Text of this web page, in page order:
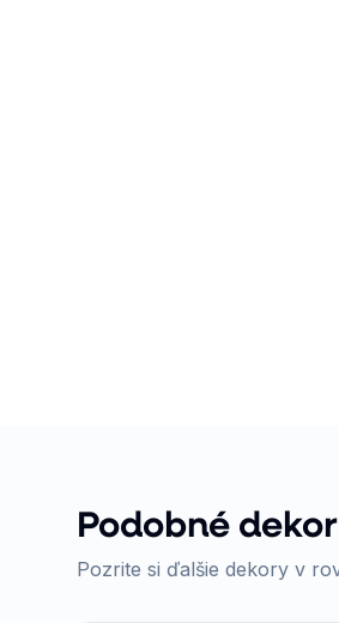
Podobné
Pozrite si ďalšie dekory v